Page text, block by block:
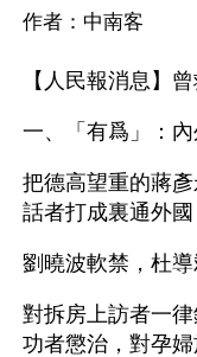
作者：中南客
【人民報消息】
一、「有爲」：
把德高望重的蔣
話者打成裏通外國
劉曉波軟禁，杜
對拆房上訪者一
功者懲治，對孕